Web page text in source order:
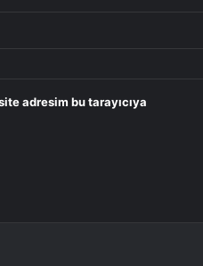
adresim bu tarayıcıya